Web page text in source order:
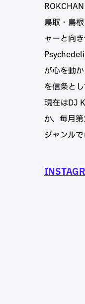
ROKCHAN
鳥取・島
ャーと向き
が心を動
を信条とし
現在はDJ
か、毎月
ジャンル